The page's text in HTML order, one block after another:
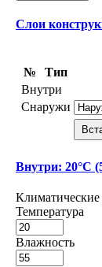
Слои
№
Тип
Внутри
Снаружи
Внутри: 20°С
Температура
Влажность